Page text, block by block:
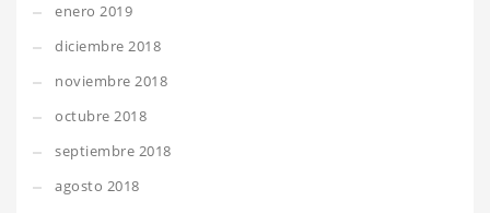
enero 2019
diciembre 2018
noviembre 2018
octubre 2018
septiembre 2018
agosto 2018